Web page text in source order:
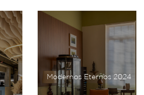
Modernos Eternos 2024